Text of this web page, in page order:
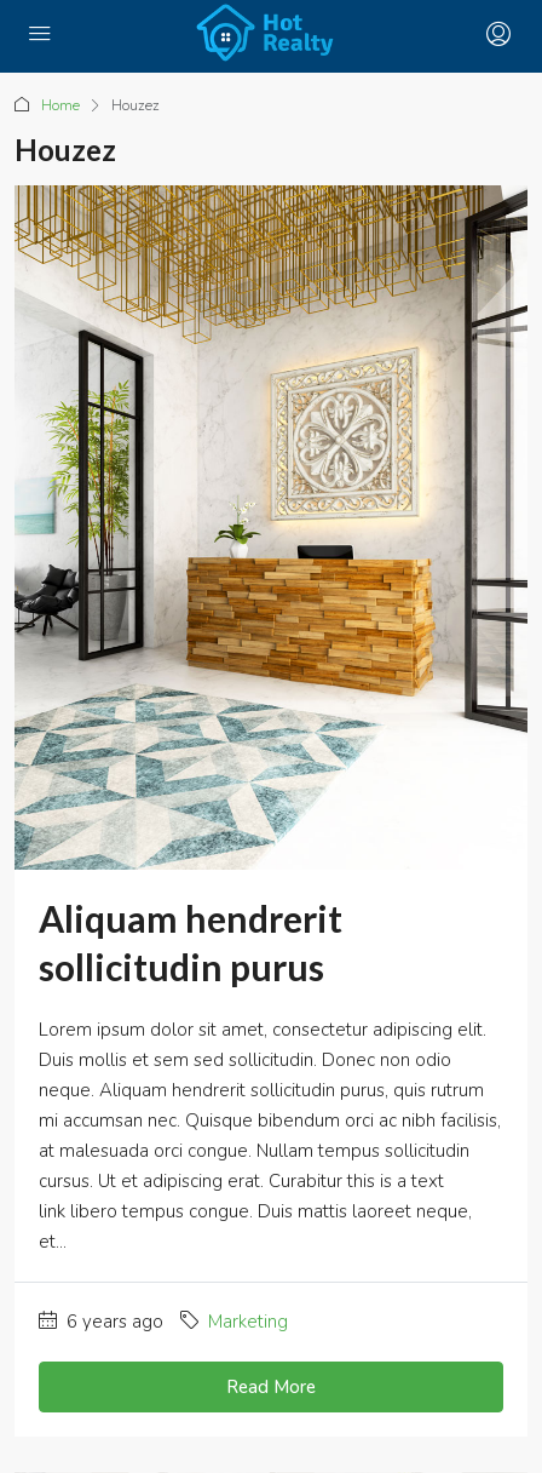
Home Houzez
Houzez
Aliquam hendrerit
sollicitudin purus
Lorem ipsum dolor sit amet, consectetur adipiscing elit.
Duis mollis et sem sed sollicitudin. Donec non odio
neque. Aliquam hendrerit sollicitudin purus, quis rutrum
mi accumsan nec. Quisque bibendum orci ac nibh facilisis,
at malesuada orci congue. Nullam tempus sollicitudin
cursus. Ut et adipiscing erat. Curabitur this is a text
link libero tempus congue. Duis mattis laoreet neque,
et...
6 years ago Marketing
Read More